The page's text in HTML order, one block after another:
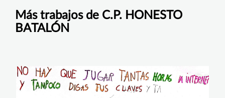
Más trabajos de C.P. HONESTO
BATALÓN